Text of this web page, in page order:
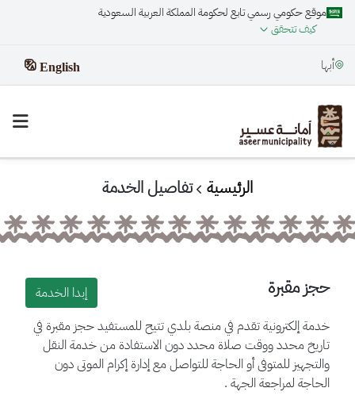
موقع حكومي رسمي تابع لحكومة المملكة العربية السعودية
كيف تتحقق
أبها English
الرئيسية تفاصيل الخدمة
حجز مقبرة
إبدا الخدمة
خدمة إلكترونية تقدم في منصة بلدي تتيح للمستفيد حجز مقبرة في
تاريخ محدد ووقت صلاة محدد دون الاستفادة من خدمة النقل
والتجهيز للمتوفى أو الحاجة للتواصل مع إدارة إكرام الموتى دون
الحاجة لمراجعة الجهة .